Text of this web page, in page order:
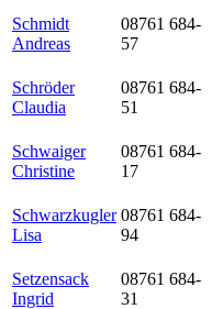
Schmidt
Andreas
08761 684-
57
Schröder
Claudia
08761 684-
51
Schwaiger
Christine
08761 684-
17
Schwarzkugler
Lisa
08761 684-
94
Setzensack
Ingrid
08761 684-
31